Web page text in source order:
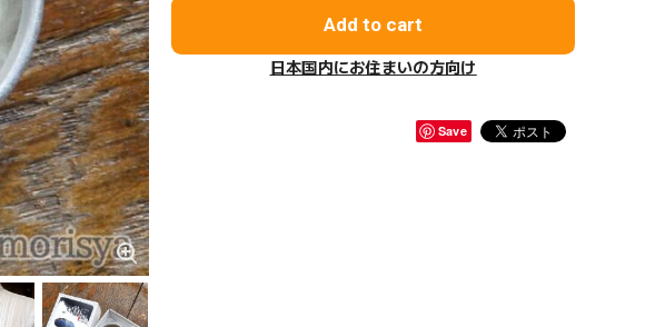
Add to cart
日本国内にお住まいの方向け
Save